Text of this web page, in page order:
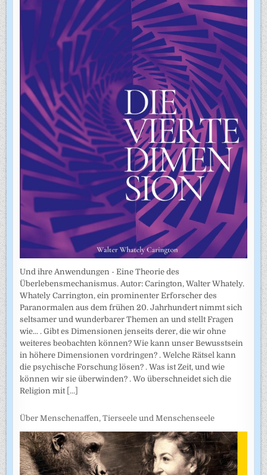
Und ihre Anwendungen - Eine Theorie des
Überlebensmechanismus. Autor: Carington, Walter Whately.
Whately Carrington, ein prominenter Erforscher des
Paranormalen aus dem frühen 20. Jahrhundert nimmt sich
seltsamer und wunderbarer Themen an und stellt Fragen
wie... . Gibt es Dimensionen jenseits derer, die wir ohne
weiteres beobachten können? Wie kann unser Bewusstsein
in höhere Dimensionen vordringen? . Welche Rätsel kann
die psychische Forschung lösen? . Was ist Zeit, und wie
können wir sie überwinden? . Wo überschneidet sich die
Religion mit [...]
Über Menschenaffen, Tierseele und Menschenseele